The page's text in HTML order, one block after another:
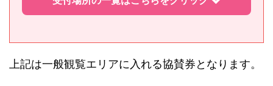
上記は一般観覧エリアに入れる協賛券となります。